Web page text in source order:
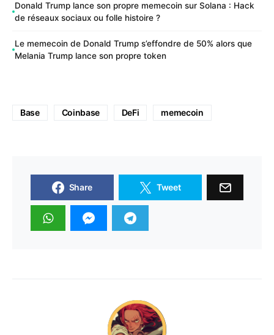
Donald Trump lance son propre memecoin sur Solana : Hack
de réseaux sociaux ou folle histoire ?
Le memecoin de Donald Trump s’effondre de 50% alors que
Melania Trump lance son propre token
Base Coinbase DeFi memecoin
Share Tweet